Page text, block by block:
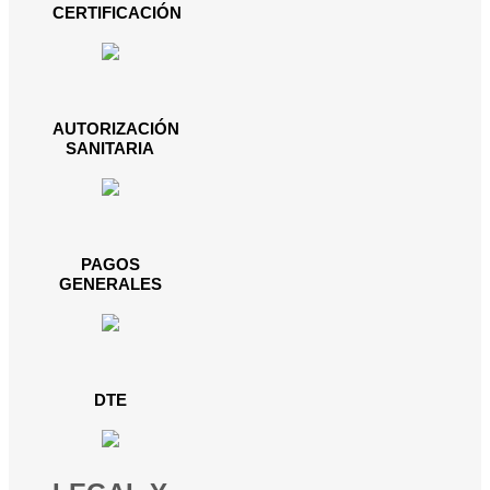
CERTIFICACIÓN
AUTORIZACIÓN
SANITARIA
PAGOS
GENERALES
DTE